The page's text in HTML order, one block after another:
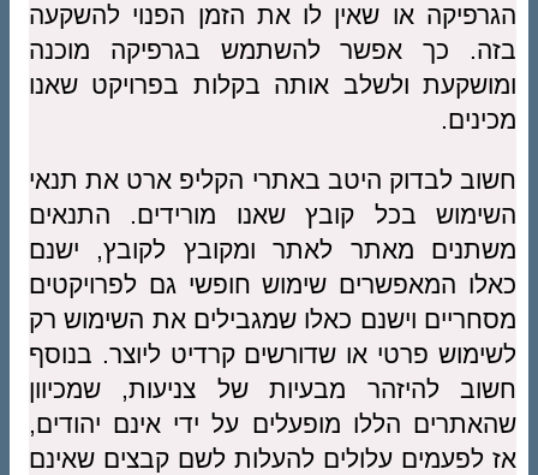
הגרפיקה או שאין לו את הזמן הפנוי להשקעה
בזה. כך אפשר להשתמש בגרפיקה מוכנה
ומושקעת ולשלב אותה בקלות בפרויקט שאנו
מכינים.
חשוב לבדוק היטב באתרי הקליפ ארט את תנאי
השימוש בכל קובץ שאנו מורידים. התנאים
משתנים מאתר לאתר ומקובץ לקובץ, ישנם
כאלו המאפשרים שימוש חופשי גם לפרויקטים
מסחריים וישנם כאלו שמגבילים את השימוש רק
לשימוש פרטי או שדורשים קרדיט ליוצר. בנוסף
חשוב להיזהר מבעיות של צניעות, שמכיוון
שהאתרים הללו מופעלים על ידי אינם יהודים,
אז לפעמים עלולים להעלות לשם קבצים שאינם